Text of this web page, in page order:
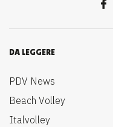
DA LEGGERE
PDV News
Beach Volley
Italvolley